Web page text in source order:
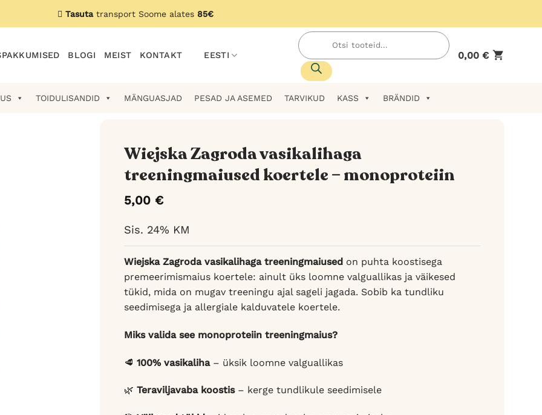
Tasutatransport Soome alates 85€
BLOGI MEIST KONTAKT EESTI
Products
search
0,00€
TOIDULISANDID MÄNGUASJAD PESAD JA ASEMED TARVIKUD KASS BRÄNDID
Wiejska Zagroda vasikalihaga
treeningmaiused koertele – monoproteiin
5,00 €
Sis. 24% KM
Wiejska Zagroda vasikalihaga treeningmaiusedon puhta koostisega
premeerimismaius koertele: ainult üks loomne valguallikas ja väikesed
tükid, mida on mugav treeningu ajal sageli jagada. Sobib ka tundliku
seedimisega ja allergiale kalduvatele koertele.
Miks valida see monoproteiin treeningmaius?
🥩 100% vasikaliha– üksik loomne valguallikas
🌿 Teraviljavaba koostis– kerge tundlikule seedimisele